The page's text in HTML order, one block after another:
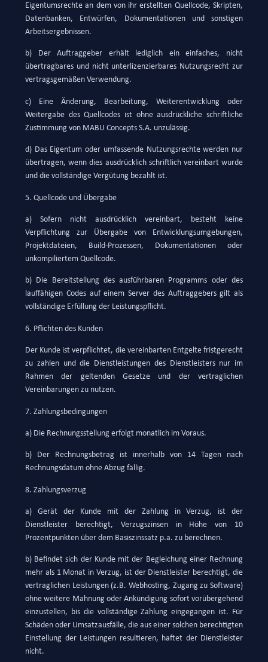
Eigentumsrechte an dem von ihr erstellten Quellcode, Skripten,
Datenbanken, Entwürfen, Dokumentationen und sonstigen
Arbeitsergebnissen.
b) Der Auftraggeber erhält lediglich ein einfaches, nicht
übertragbares und nicht unterlizenzierbares Nutzungsrecht zur
vertragsgemäßen Verwendung.
c) Eine Änderung, Bearbeitung, Weiterentwicklung oder
Weitergabe des Quellcodes ist ohne ausdrückliche schriftliche
Zustimmung von MABU Concepts S.A. unzulässig.
d) Das Eigentum oder umfassende Nutzungsrechte werden nur
übertragen, wenn dies ausdrücklich schriftlich vereinbart wurde
und die vollständige Vergütung bezahlt ist.
5. Quellcode und Übergabe
a) Sofern nicht ausdrücklich vereinbart, besteht keine
Verpflichtung zur Übergabe von Entwicklungsumgebungen,
Projektdateien, Build-Prozessen, Dokumentationen oder
unkompiliertem Quellcode.
b) Die Bereitstellung des ausführbaren Programms oder des
lauffähigen Codes auf einem Server des Auftraggebers gilt als
vollständige Erfüllung der Leistungspflicht.
6. Pflichten des Kunden
Der Kunde ist verpflichtet, die vereinbarten Entgelte fristgerecht
zu zahlen und die Dienstleistungen des Dienstleisters nur im
Rahmen der geltenden Gesetze und der vertraglichen
Vereinbarungen zu nutzen.
7. Zahlungsbedingungen
a) Die Rechnungsstellung erfolgt monatlich im Voraus.
b) Der Rechnungsbetrag ist innerhalb von 14 Tagen nach
Rechnungsdatum ohne Abzug fällig.
8. Zahlungsverzug
a) Gerät der Kunde mit der Zahlung in Verzug, ist der
Dienstleister berechtigt, Verzugszinsen in Höhe von 10
Prozentpunkten über dem Basiszinssatz p.a. zu berechnen.
b) Befindet sich der Kunde mit der Begleichung einer Rechnung
mehr als 1 Monat in Verzug, ist der Dienstleister berechtigt, die
vertraglichen Leistungen (z.B. Webhosting, Zugang zu Software)
ohne weitere Mahnung oder Ankündigung sofort vorübergehend
einzustellen, bis die vollständige Zahlung eingegangen ist. Für
Schäden oder Umsatzausfälle, die aus einer solchen berechtigten
Einstellung der Leistungen resultieren, haftet der Dienstleister
nicht.